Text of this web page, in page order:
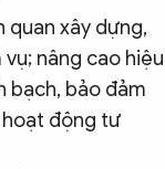
xây dựng,
nâng cao hiệu
bạch, bảo đảm
hoạt động tư